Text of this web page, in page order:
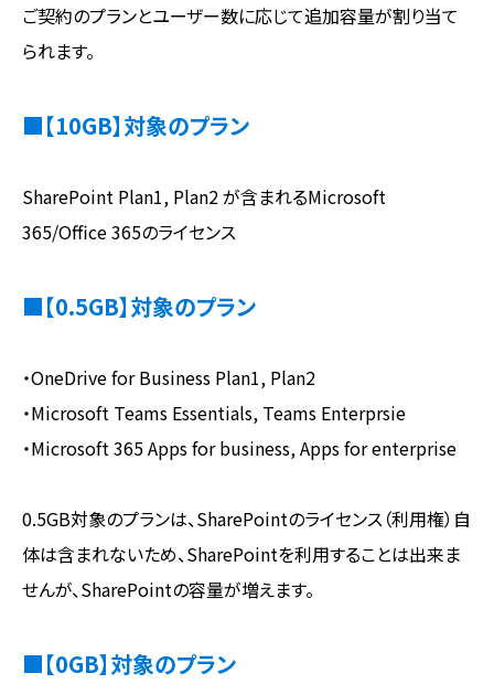
ご契約のプランとユーザー数に応じて追加容量が割り当て
られます。
■【10GB】対象のプラン
SharePoint Plan1, Plan2 が含まれるMicrosoft
365/Office 365のライセンス
■【0.5GB】対象のプラン
・OneDrive for Business Plan1, Plan2
・Microsoft Teams Essentials, Teams Enterprsie
・Microsoft 365 Apps for business, Apps for enterprise
0.5GB対象のプランは、SharePointのライセンス（利用権）自
体は含まれないため、SharePointを利用することは出来ま
せんが、SharePointの容量が増えます。
■【0GB】対象のプラン